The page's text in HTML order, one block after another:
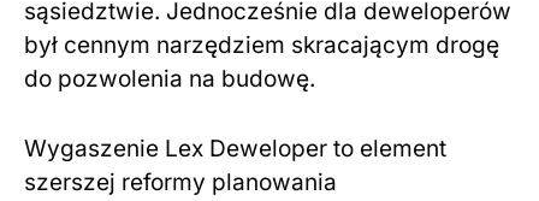
sąsiedztwie. Jednocześnie dla deweloperów
był cennym narzędziem skracającym drogę
do pozwolenia na budowę.
Wygaszenie Lex Deweloper to element
szerszej reformy planowania